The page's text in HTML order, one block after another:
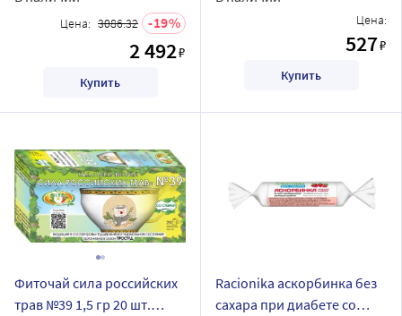
Цена: 3086.32 19
2 492₽
Купить
Цена:
527₽
Купить
Фиточай сила российских
трав №39 1,5 гр 20 шт.
Racionika аскорбинка без
сахара при диабете со